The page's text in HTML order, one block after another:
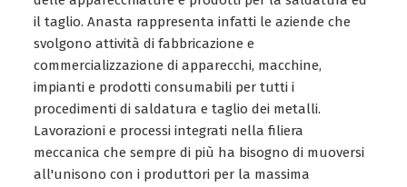
il taglio. Anasta rappresenta infatti le aziende che
svolgono attività di fabbricazione e
commercializzazione di apparecchi, macchine,
impianti e prodotti consumabili per tutti i
procedimenti di saldatura e taglio dei metalli.
Lavorazioni e processi integrati nella filiera
meccanica che sempre di più ha bisogno di muoversi
all'unisono con i produttori per la massima